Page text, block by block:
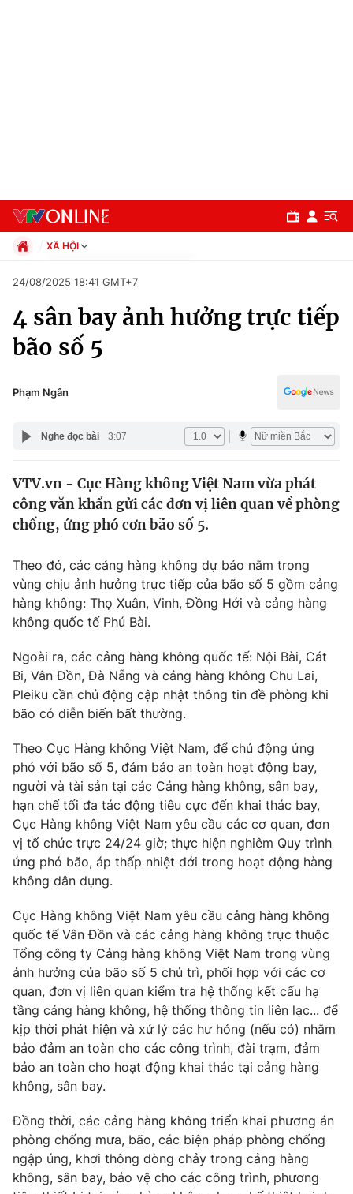
Chuyên mục
Chính trị
Xã hội
Y tế
Tin tức
Thế giới đó đây
Kinh tế
Tài chính
Thị trường
Góc doanh nghiệp
Dữ liệu và đời sống
Truyền hình
Phim VTV
Hậu trường
Nhân vật
Khán giả
Giải sao mai
Giải trí
Điện ảnh
Âm nhạc
Sao
Đời sống
Du lịch
Làm đẹp
Chất lượng cuộc sống
Giáo dục
Tuyển sinh
Học trực tuyến
Công nghệ
Sản phẩm
Thị trường
Tư vấn
Giao lưu trực tuyến
Lịch phát sóng
Chuyên mục khác
Emagazine Podcast
Photo
Video Shorts video
VTV Money VTV Thể thao
XÃ HỘI
Xã hội
Pháp luật
Kinh tế
Thể thao
Văn hóa - Giải trí
Đời sống
Giáo dục
24/08/2025 18:41 GMT+7
4 sân bay ảnh hưởng trực tiếp
bão số 5
Phạm Ngân
Nghe đọc bài 3:07
VTV.vn - Cục Hàng không Việt Nam vừa phát
công văn khẩn gửi các đơn vị liên quan về phòng
chống, ứng phó cơn bão số 5.
Theo đó, các cảng hàng không dự báo nằm trong
vùng chịu ảnh hưởng trực tiếp của bão số 5 gồm cảng
hàng không: Thọ Xuân, Vinh, Đồng Hới và cảng hàng
không quốc tế Phú Bài.
Ngoài ra, các cảng hàng không quốc tế: Nội Bài, Cát
Bi, Vân Đồn, Đà Nẵng và cảng hàng không Chu Lai,
Pleiku cần chủ động cập nhật thông tin đề phòng khi
bão có diễn biến bất thường.
Theo Cục Hàng không Việt Nam, để chủ động ứng
phó với bão số 5, đảm bảo an toàn hoạt động bay,
người và tài sản tại các Cảng hàng không, sân bay,
hạn chế tối đa tác động tiêu cực đến khai thác bay,
Cục Hàng không Việt Nam yêu cầu các cơ quan, đơn
vị tổ chức trực 24/24 giờ; thực hiện nghiêm Quy trình
ứng phó bão, áp thấp nhiệt đới trong hoạt động hàng
không dân dụng.
Cục Hàng không Việt Nam yêu cầu cảng hàng không
quốc tế Vân Đồn và các cảng hàng không trực thuộc
Tổng công ty Cảng hàng không Việt Nam trong vùng
ảnh hưởng của bão số 5 chủ trì, phối hợp với các cơ
quan, đơn vị liên quan kiểm tra hệ thống kết cấu hạ
tầng cảng hàng không, hệ thống thông tin liên lạc... để
kịp thời phát hiện và xử lý các hư hỏng (nếu có) nhằm
bảo đảm an toàn cho các công trình, đài trạm, đảm
bảo an toàn cho hoạt động khai thác tại cảng hàng
không, sân bay.
Đồng thời, các cảng hàng không triển khai phương án
phòng chống mưa, bão, các biện pháp phòng chống
ngập úng, khơi thông dòng chảy trong cảng hàng
không, sân bay, bảo vệ cho các công trình, phương